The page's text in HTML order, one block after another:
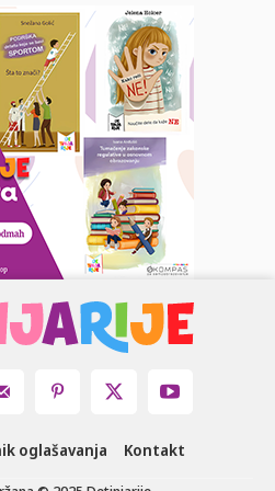
oglašavanja Kontakt